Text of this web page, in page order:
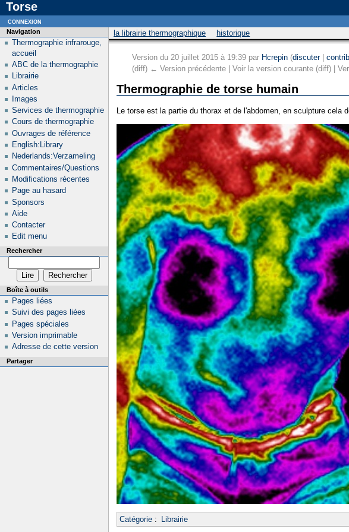
Torse
la librairie thermographique historique
Version du 20 juillet 2015 à 19:39 par Hcrepin (discuter|
(diff) ← Version précédente | Voir la version courante (diff) |
Thermographie de torse humain
Le torse est la partie du thorax et de l'abdomen, en sculpture
Catégorie: Librairie
Navigation
Thermographie infrarouge,
accueil
ABC de la thermographie
Librairie
Articles
Images
Services de thermographie
Cours de thermographie
Ouvrages de référence
English:Library
Nederlands:Verzameling
Commentaires/Questions
Modifications récentes
Page au hasard
Sponsors
Aide
Contacter
Edit menu
Rechercher
Boîte à outils
Pages liées
Suivi des pages liées
Pages spéciales
Version imprimable
Adresse de cette version
Partager
connexion